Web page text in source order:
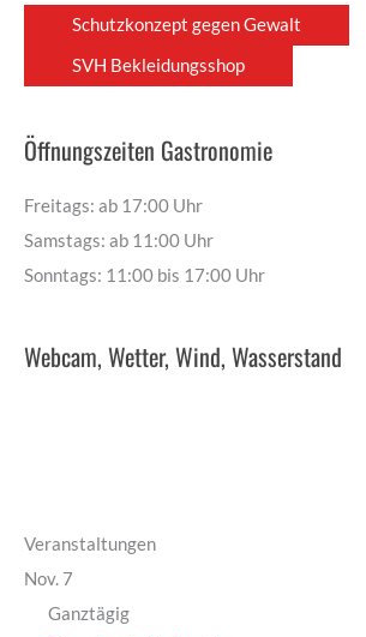
Schutzkonzept gegen Gewalt
SVH Bekleidungsshop
Öffnungszeiten Gastronomie
Freitags: ab 17:00 Uhr
Samstags: ab 11:00 Uhr
Sonntags: 11:00 bis 17:00 Uhr
Webcam, Wetter, Wind, Wasserstand
Veranstaltungen
Nov. 7
Ganztägig